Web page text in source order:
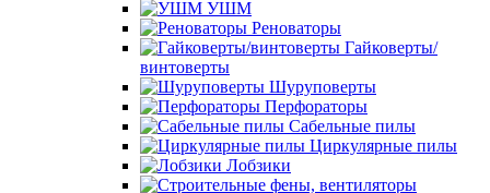
УШМ
Реноваторы
Гайковерты/
винтоверты
Шуруповерты
Перфораторы
Сабельные пилы
Циркулярные пилы
Лобзики